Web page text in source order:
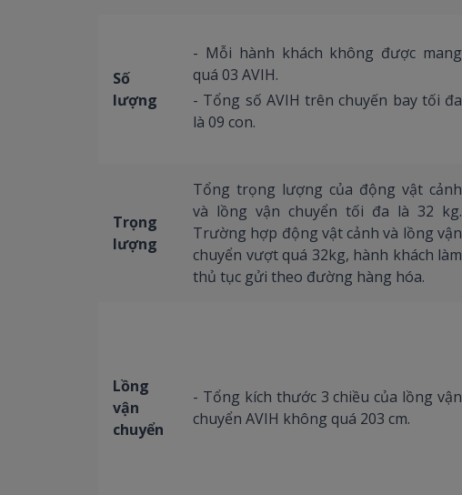
Số
lượng
- Mỗi hành khách không được mang
quá 03 AVIH.
- Tổng số AVIH trên chuyến bay tối đa
là 09 con.
Trọng
lượng
Tổng trọng lượng của động vật cảnh
và lồng vận chuyển tối đa là 32 kg.
Trường hợp động vật cảnh và lồng vận
chuyển vượt quá 32kg, hành khách làm
thủ tục gửi theo đường hàng hóa.
Lồng
vận
chuyển
- Tổng kích thước 3 chiều của lồng vận
chuyển AVIH không quá 203 cm.